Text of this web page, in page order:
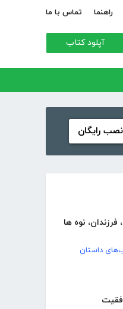
راهنما تماس با ما
آپلود کتاب
نصب رایگان
نوه ها
داستان